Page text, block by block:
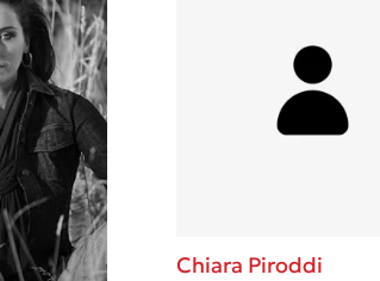
Chiara Piroddi